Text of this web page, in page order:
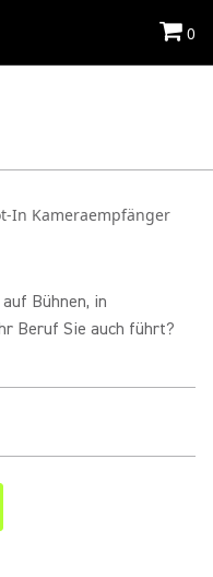
0
In Kameraempfänger
Bühnen, in
Beruf Sie auch führt?